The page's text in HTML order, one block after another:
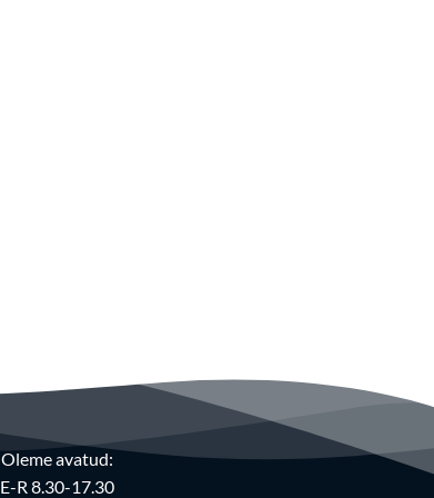
Oleme avatud:
E-R 8.30-17.30